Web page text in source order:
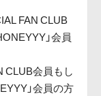
FAN CLUB
」会員
CLUB会員もし
」会員の方